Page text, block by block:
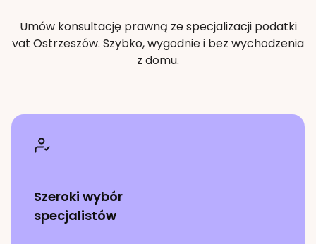
Umów konsultację prawną ze specjalizacji podatki
vat Ostrzeszów. Szybko, wygodnie i bez wychodzenia
z domu.
Szeroki wybór
specjalistów